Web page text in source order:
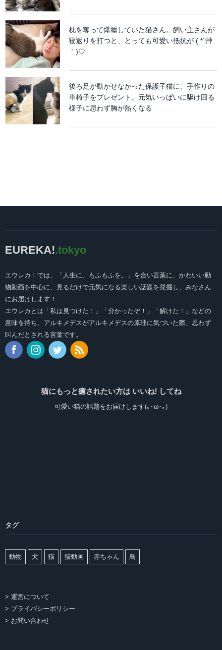
枕を奪って爆睡していた猫さん。飼い主さんが
寝返りを打つと、とっても可愛い抵抗が ( *´艸
｀)♡
後ろ足が動かせなかった保護子猫に、手作りの
車椅子をプレゼント。元気いっぱいに駆け回る
様子に思わず胸が熱くなる
EUREKA!.tokyo
エウレカ！では、「人生に、もふもふを。」を合い言葉に、かわいい動
物動画を中心に、見るだけで元気になる楽しい話題を発掘し、みなさん
にお届けします！
エウレカとは「私は見つけた！」「分かったぞ！」「解けた！」などの
意味を持ち、アルキメデスがアルキメデスの原理に気づいた際、思わず
叫んだとされる言葉です。
猫にもっと癒されたい方は いいね! してね
可愛い猫の話題をお届けします(｡･ω･｡)
タグ
動物 犬 猫 猫動画 赤ちゃん 鳥
> 運営について
> プライバシーポリシー
> お問い合わせ